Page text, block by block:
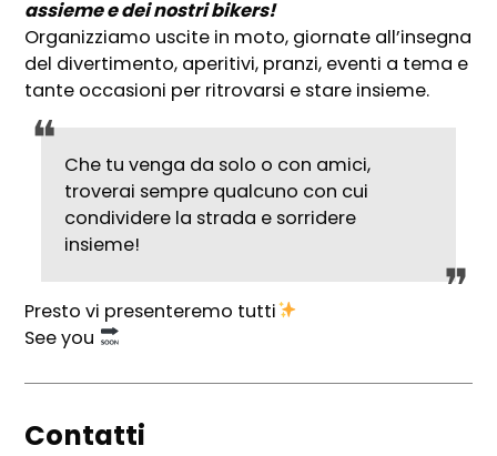
assieme e dei nostri bikers!
Organizziamo uscite in moto, giornate all’insegna
del divertimento, aperitivi, pranzi, eventi a tema e
tante occasioni per ritrovarsi e stare insieme.
Che tu venga da solo o con amici,
troverai sempre qualcuno con cui
condividere la strada e sorridere
insieme!
Presto vi presenteremo tutti
See you
Contatti